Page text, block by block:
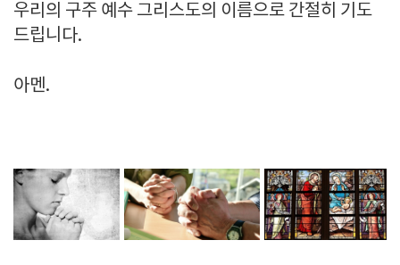
우리의 구주 예수 그리스도의 이름으로 간절히 기도
드립니다.
아멘.